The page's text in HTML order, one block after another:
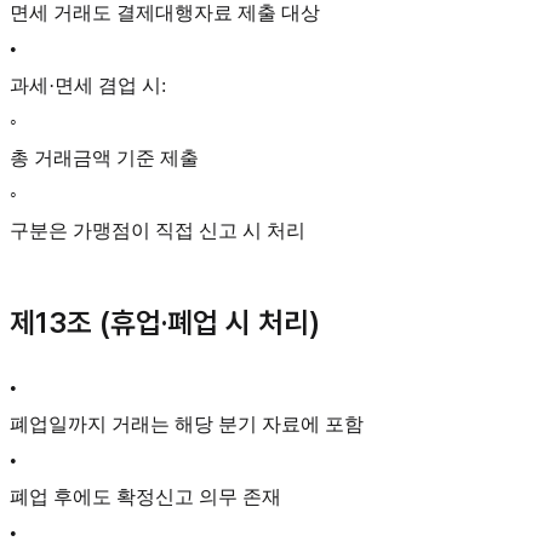
면세 거래도 결제대행자료 제출 대상
•
과세·면세 겸업 시:
◦
총 거래금액 기준 제출
◦
구분은 가맹점이 직접 신고 시 처리
제13조 (휴업·폐업 시 처리)
•
폐업일까지 거래는 해당 분기 자료에 포함
•
폐업 후에도 확정신고 의무 존재
•